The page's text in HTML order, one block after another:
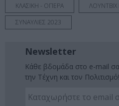
ΚΛΑΣΙΚΗ - ΟΠΕΡΑ
ΣΥΝΑΥΛΙΕΣ 2023
Newsletter
Κάθε βδομάδα στο e-mail
την Τέχνη και τον Πολιτισμό!